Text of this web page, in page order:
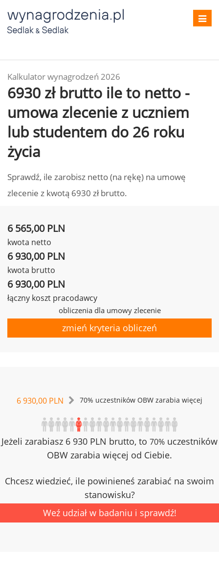
Kalkulator wynagrodzeń 2026
6930 zł brutto ile to netto -
umowa zlecenie z uczniem
lub studentem do 26 roku
życia
Sprawdź, ile zarobisz netto (na rękę) na umowę
zlecenie z kwotą 6930 zł brutto.
6 565,00 PLN
kwota netto
6 930,00 PLN
kwota brutto
6 930,00 PLN
łączny koszt pracodawcy
obliczenia dla umowy zlecenie
zmień kryteria obliczeń
6 930,00 PLN 70% uczestników OBW zarabia więcej
Jeżeli zarabiasz 6 930 PLN brutto, to 70% uczestników
OBW zarabia więcej od Ciebie.
Chcesz wiedzieć, ile powinieneś zarabiać na swoim
stanowisku?
Weź udział w badaniu i sprawdź!